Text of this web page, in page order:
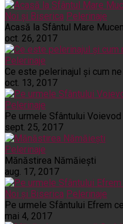
Noi și Biserica Pelerinaje
Acasă la Sfântul Mare
oct. 26, 2017
Pelerinaje
Ce este pelerinajul şi cum
oct. 13, 2017
Pelerinaje
Pe urmele Sfântului
sept. 25, 2017
Pelerinaje
Mănăstirea Nămăiești
aug. 17, 2017
Noi și Biserica Pelerinaje
Pe urmele Sfântului Efrem
mai 4, 2017